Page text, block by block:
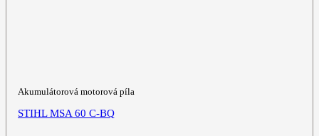
Akumulátorová motorová píla
STIHL MSA 60 C-BQ